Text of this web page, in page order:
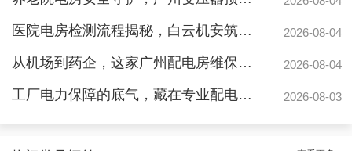
医院电房检测流程揭秘，白云机安筑牢生命防线 2026-08-04
从机场到药企，这家广州配电房维保公司凭什么赢得园区信赖 2026-08-04
工厂电力保障的底气，藏在专业配电房维保公司的这些硬实力里 2026-08-03
靠谱白云箱式配电房维护保养服务，阻止潜在风险